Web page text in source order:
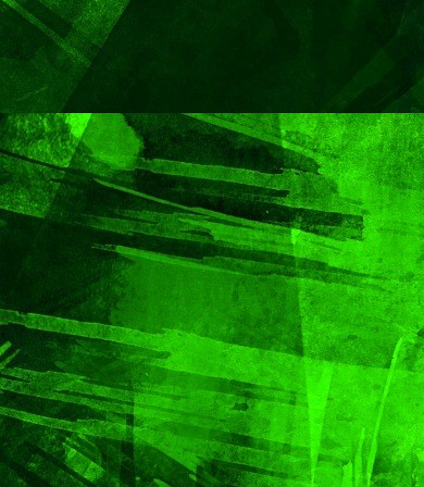
CIUDAD DEPORTES
Concluye
Máster